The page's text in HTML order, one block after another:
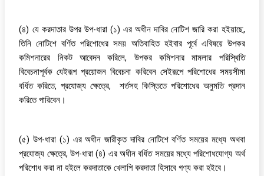
(৪) যে করদাতার উপর উপ-ধারা (১) এর অধীন দাবির নোটিশ জারি করা হইয়াছে,
তিনি নোটিশে বর্ণিত পরিশোধের সময় অতিবাহিত হইবার পূর্বে এবিষয়ে উপকর
কমিশনারের নিকট আবেদন করিলে, উপকর কমিশনার মামলার পরিস্থিতি
বিবেচনাপূর্বক যেইরূপ প্রয়োজন বিবেচনা করিবেন সেইরূপে পরিশোধের সময়সীমা
বর্ধিত করিতে, প্রযোজ্য ক্ষেত্রে, শর্তসহ কিস্তিতে পরিশোধের অনুমতি প্রদান
করিতে পারিবেন।
(৫) উপ-ধারা (১) এর অধীন জারীকৃত দাবির নোটিশে বর্ণিত সময়ের মধ্যে অথবা
প্রযোজ্য ক্ষেত্রে, উপ-ধারা (৪) এর অধীন বর্ধিত সময়ের মধ্যে পরিশোধযোগ্য অর্থ
পরিশোধ করা না হইলে করদাতাকে খেলাপি করদাতা হিসাবে গণ্য করা হইবে।